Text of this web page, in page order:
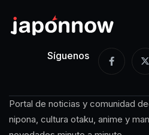
Síguenos
Portal de noticias y comunidad
nipona, cultura otaku, anime y